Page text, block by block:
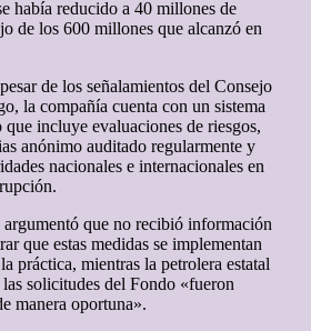
había reducido a 40 millones de
de los 600 millones que alcanzó en
de los señalamientos del Consejo
la compañía cuenta con un sistema
incluye evaluaciones de riesgos,
anónimo auditado regularmente y
nacionales e internacionales en
que no recibió información
que estas medidas se implementan
práctica, mientras la petrolera estatal
solicitudes del Fondo «fueron
manera oportuna».